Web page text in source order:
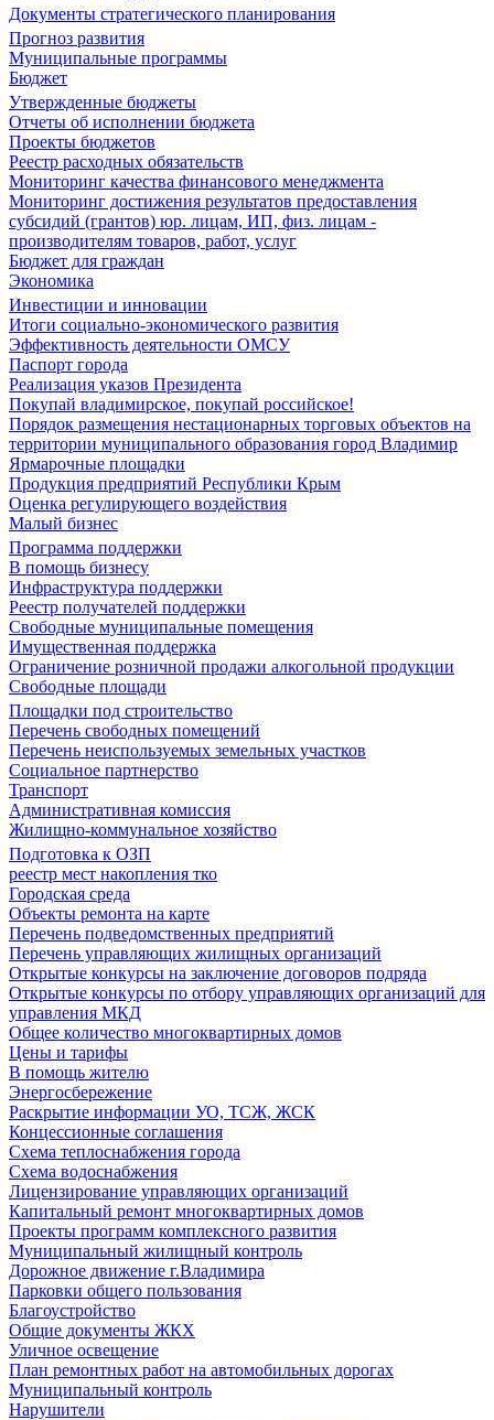
Документы стратегического планирования
Прогноз развития
Муниципальные программы
Бюджет
Утвержденные бюджеты
Отчеты об исполнении бюджета
Проекты бюджетов
Реестр расходных обязательств
Мониторинг качества финансового менеджмента
Мониторинг достижения результатов предоставления
субсидий (грантов) юр. лицам, ИП, физ. лицам -
производителям товаров, работ, услуг
Бюджет для граждан
Экономика
Инвестиции и инновации
Итоги социально-экономического развития
Эффективность деятельности ОМСУ
Паспорт города
Реализация указов Президента
Покупай владимирское, покупай российское!
Порядок размещения нестационарных торговых объектов на
территории муниципального образования город Владимир
Ярмарочные площадки
Продукция предприятий Республики Крым
Оценка регулирующего воздействия
Малый бизнес
Программа поддержки
В помощь бизнесу
Инфраструктура поддержки
Реестр получателей поддержки
Свободные муниципальные помещения
Имущественная поддержка
Ограничение розничной продажи алкогольной продукции
Свободные площади
Площадки под строительство
Перечень свободных помещений
Перечень неиспользуемых земельных участков
Социальное партнерство
Транспорт
Административная комиссия
Жилищно-коммунальное хозяйство
Подготовка к ОЗП
реестр мест накопления тко
Городская среда
Объекты ремонта на карте
Перечень подведомственных предприятий
Перечень управляющих жилищных организаций
Открытые конкурсы на заключение договоров подряда
Открытые конкурсы по отбору управляющих организаций для
управления МКД
Общее количество многоквартирных домов
Цены и тарифы
В помощь жителю
Энергосбережение
Раскрытие информации УО, ТСЖ, ЖСК
Концессионные соглашения
Схема теплоснабжения города
Схема водоснабжения
Лицензирование управляющих организаций
Капитальный ремонт многоквартирных домов
Проекты программ комплексного развития
Муниципальный жилищный контроль
Дорожное движение г.Владимира
Парковки общего пользования
Благоустройство
Общие документы ЖКХ
Уличное освещение
План ремонтных работ на автомобильных дорогах
Муниципальный контроль
Нарушители